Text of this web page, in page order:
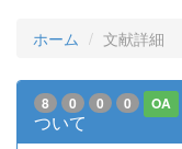
ホーム 文献詳細
8 0 0 0 OA
ついて